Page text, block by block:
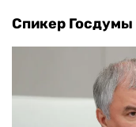
Спикер Госдумы